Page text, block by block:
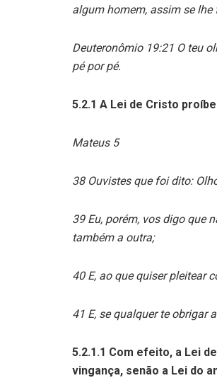
algum homem, assim se lhe
Deuteronômio 19:21 O teu
pé por pé.
5.2.1 A Lei de Cristo
Mateus 5
38 Ouvistes que foi dito:
39 Eu, porém, vos digo que
também a outra;
40 E, ao que quiser pleitear
41 E, se qualquer te obrigar
5.2.1.1 Com efeito, a Lei
vingança, senão a Lei do